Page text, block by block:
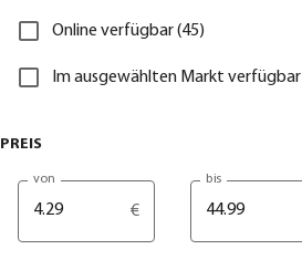
Online verfügbar (45)
Im ausgewählten Markt verfügbar
PREIS
von
€
bis